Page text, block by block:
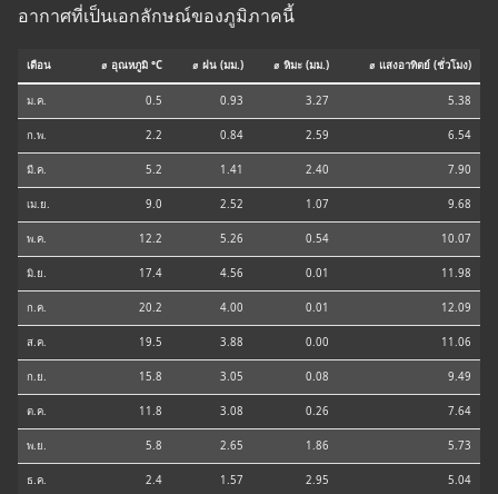
อากาศที่เป็นเอกลักษณ์ของภูมิภาคนี้
เดือน ⌀ อุณหภูมิ °C ⌀ ฝน (มม.) ⌀ หิมะ (มม.) ⌀ แสงอาทิตย์ (ชั่วโมง)
ม.ค. 0.5 0.93 3.27 5.38
ก.พ. 2.2 0.84 2.59 6.54
มี.ค. 5.2 1.41 2.40 7.90
เม.ย. 9.0 2.52 1.07 9.68
พ.ค. 12.2 5.26 0.54 10.07
มิ.ย. 17.4 4.56 0.01 11.98
ก.ค. 20.2 4.00 0.01 12.09
ส.ค. 19.5 3.88 0.00 11.06
ก.ย. 15.8 3.05 0.08 9.49
ต.ค. 11.8 3.08 0.26 7.64
พ.ย. 5.8 2.65 1.86 5.73
ธ.ค. 2.4 1.57 2.95 5.04